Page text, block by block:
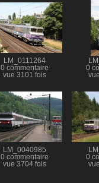
LM_0111264
0 commentaire
vue 3101 fois
0
LM_0040985
0 commentaire
vue 3704 fois
0